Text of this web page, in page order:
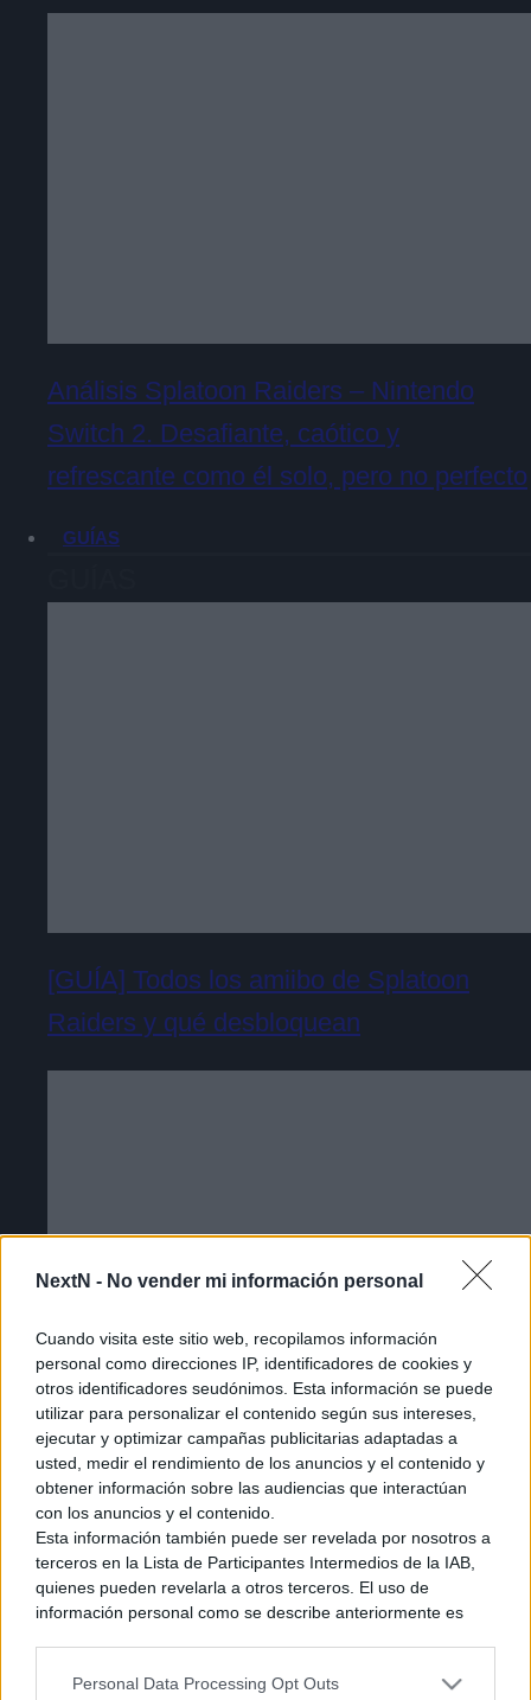
NextN - No vender mi información personal
Cuando visita este sitio web, recopilamos información
personal como direcciones IP, identificadores de cookies y
otros identificadores seudónimos. Esta información se puede
utilizar para personalizar el contenido según sus intereses,
ejecutar y optimizar campañas publicitarias adaptadas a
usted, medir el rendimiento de los anuncios y el contenido y
obtener información sobre las audiencias que interactúan
con los anuncios y el contenido.
Esta información también puede ser revelada por nosotros a
terceros en la Lista de Participantes Intermedios de la IAB,
quienes pueden revelarla a otros terceros. El uso de
información personal como se describe anteriormente es
generamos contenido relevante para nuestra audiencia.
Personal Data Processing Opt Outs
Análisis Splatoon Raiders – Nintendo
Switch 2. Desafiante, caótico y
refrescante como él solo, pero no perfecto
GUÍAS
[GUÍA] Todos los amiibo de Splatoon
Raiders y qué desbloquean
Cómo acceder a la beta cerrada de The
Duskbloods [Tutorial]